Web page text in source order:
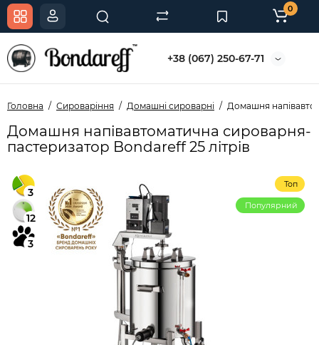
+38 (067) 250-67-71
0
Головна Сироваріння Домашні сироварні Домашня
Домашня напівавтоматична сироварня-
пастеризатор Bondareff 25 літрів
3
12
3
Топ
Популярний